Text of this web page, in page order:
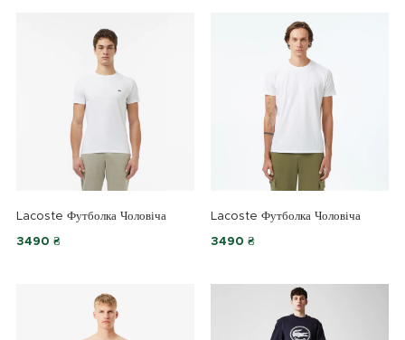
Lacoste Футболка Чоловіча
3490 ₴
Lacoste Футболка Чоловіча
3490 ₴